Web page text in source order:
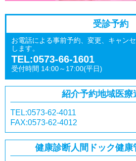
受診予約
お電話による事前予約、変更、キャン
します。
TEL:0573-66-1601
受付時間 14:00～17:00(平日)
紹介予約地域医療
TEL:0573-62-4011
FAX:0573-62-4012
健康診断人間ドック健康